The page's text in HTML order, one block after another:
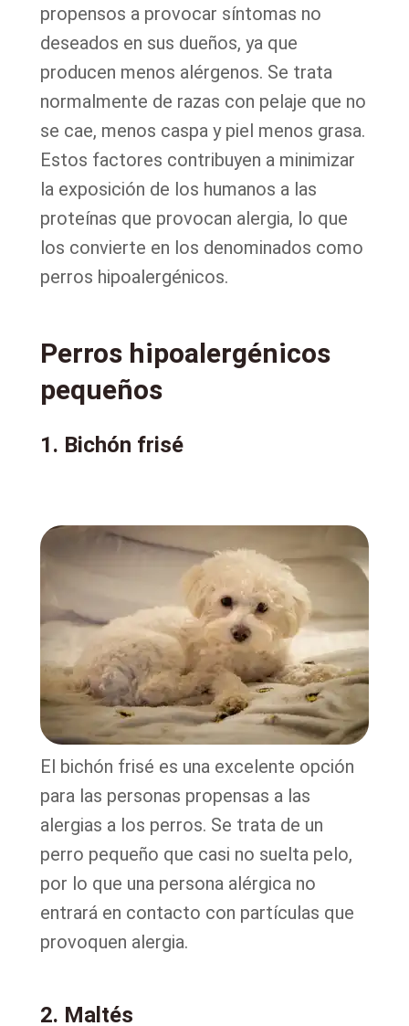
propensos a provocar síntomas no
deseados en sus dueños, ya que
producen menos alérgenos. Se trata
normalmente de razas con pelaje que no
se cae, menos caspa y piel menos grasa.
Estos factores contribuyen a minimizar
la exposición de los humanos a las
proteínas que provocan alergia, lo que
los convierte en los denominados como
perros hipoalergénicos.
Perros hipoalergénicos
pequeños
1. Bichón frisé
El bichón frisé es una excelente opción
para las personas propensas a las
alergias a los perros. Se trata de un
perro pequeño que casi no suelta pelo,
por lo que una persona alérgica no
entrará en contacto con partículas que
provoquen alergia.
2. Maltés